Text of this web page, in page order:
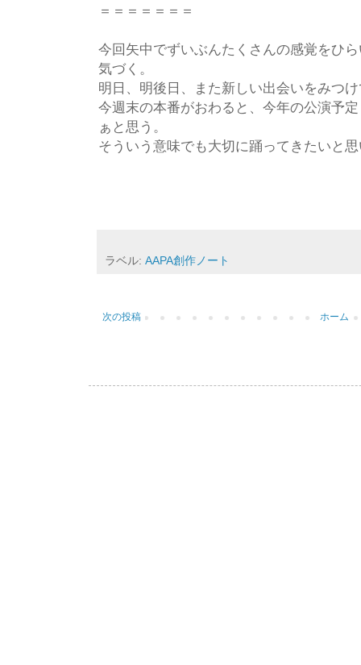
＝＝＝＝＝＝＝
今回矢中でずいぶんたくさんの感覚をひ
気づく。
明日、明後日、また新しい出会いをみつ
今週末の本番がおわると、今年の公演予
ぁと思う。
そういう意味でも大切に踊ってきたいと
ラベル: AAPA創作ノート
次の投稿 ホーム